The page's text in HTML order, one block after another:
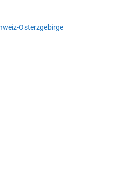
Osterzgebirge